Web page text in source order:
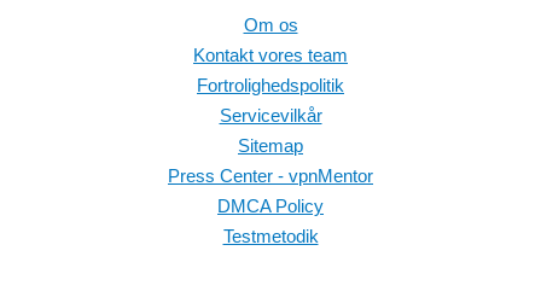
Om os
Kontakt vores team
Fortrolighedspolitik
Servicevilkår
Sitemap
Press Center - vpnMentor
DMCA Policy
Testmetodik